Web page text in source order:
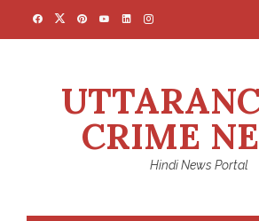
CRIME
Hindi News Portal